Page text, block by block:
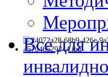
Все для